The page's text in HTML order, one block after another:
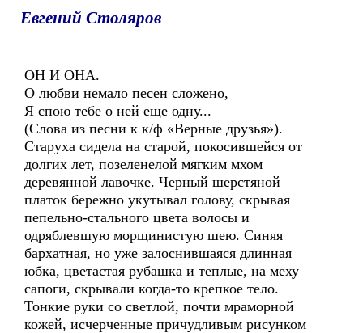
Евгений Столяров
ОН И ОНА.
О любви немало песен сложено,
Я спою тебе о ней еще одну...
(Слова из песни к к/ф «Верные друзья»).
Старуха сидела на старой, покосившейся от
долгих лет, позеленелой мягким мхом
деревянной лавочке. Черный шерстяной
платок бережно укутывал голову, скрывая
пепельно-стального цвета волосы и
одряблевшую морщинистую шею. Синяя
бархатная, но уже залоснившаяся длинная
юбка, цветастая рубашка и теплые, на меху
сапоги, скрывали когда-то крепкое тело.
Тонкие руки со светлой, почти мраморной
кожей, исчерченные причудливым рисунком